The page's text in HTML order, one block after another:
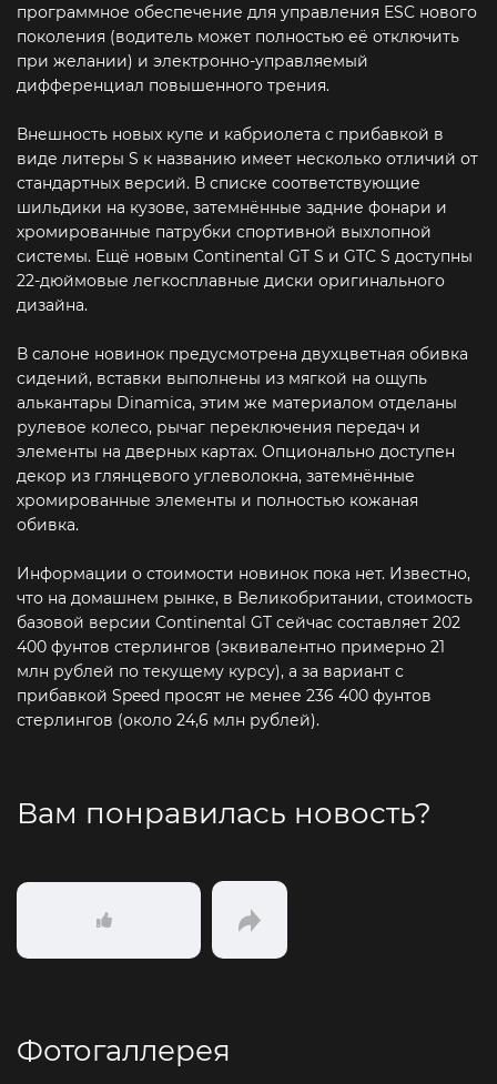
программное обеспечение для управления ESC нового
поколения (водитель может полностью её отключить
при желании) и электронно-управляемый
дифференциал повышенного трения.
Внешность новых купе и кабриолета с прибавкой в
виде литеры S к названию имеет несколько отличий от
стандартных версий. В списке соответствующие
шильдики на кузове, затемнённые задние фонари и
хромированные патрубки спортивной выхлопной
системы. Ещё новым Continental GT S и GTC S доступны
22-дюймовые легкосплавные диски оригинального
дизайна.
В салоне новинок предусмотрена двухцветная обивка
сидений, вставки выполнены из мягкой на ощупь
алькантары Dinamica, этим же материалом отделаны
рулевое колесо, рычаг переключения передач и
элементы на дверных картах. Опционально доступен
декор из глянцевого углеволокна, затемнённые
хромированные элементы и полностью кожаная
обивка.
Информации о стоимости новинок пока нет. Известно,
что на домашнем рынке, в Великобритании, стоимость
базовой версии Continental GT сейчас составляет 202
400 фунтов стерлингов (эквивалентно примерно 21
млн рублей по текущему курсу), а за вариант с
прибавкой Speed просят не менее 236 400 фунтов
стерлингов (около 24,6 млн рублей).
Вам понравилась новость?
Фотогаллерея